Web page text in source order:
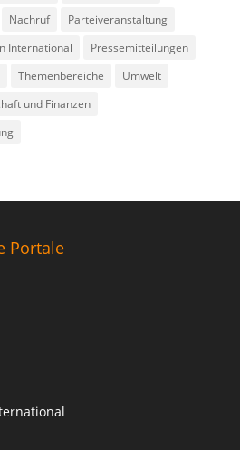
Nachruf
Parteiveranstaltung
International
Pressemitteilungen
Themenbereiche
Umwelt
und Finanzen
Portale